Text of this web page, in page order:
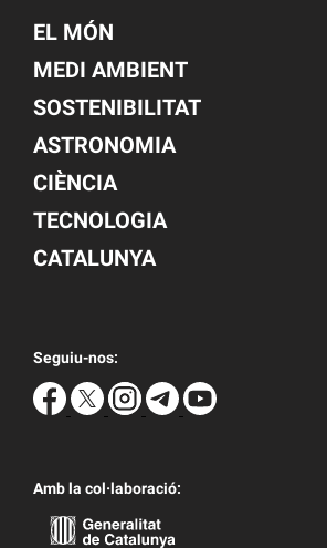
EL MÓN
MEDI AMBIENT
SOSTENIBILITAT
ASTRONOMIA
CIÈNCIA
TECNOLOGIA
CATALUNYA
Seguiu-nos:
Amb la col·laboració: